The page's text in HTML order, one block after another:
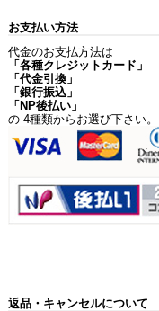
お支払い方法
代金のお支払方法は
「各種クレジットカード」
「代金引換」
「銀行振込」
「NP後払い」
の 4種類からお選び下さい。
返品・キャンセルについて